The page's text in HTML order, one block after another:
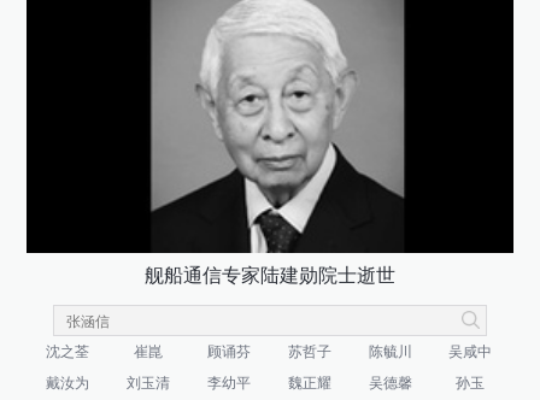
舰船通信专家陆建勋院士逝世
沈之荃 崔崑 顾诵芬 苏哲子 陈毓川
吴咸中
戴汝为
刘玉清 李幼平 魏正耀 吴德馨 孙玉